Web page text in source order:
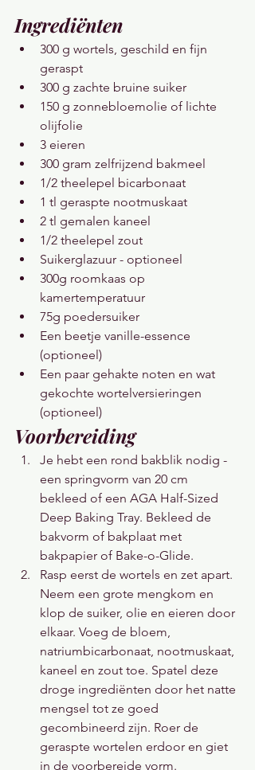
Ingrediënten
300 g wortels, geschild en fijn
geraspt
300 g zachte bruine suiker
150 g zonnebloemolie of lichte
olijfolie
3 eieren
300 gram zelfrijzend bakmeel
1/2 theelepel bicarbonaat
1 tl geraspte nootmuskaat
2 tl gemalen kaneel
1/2 theelepel zout
Suikerglazuur - optioneel
300g roomkaas op
kamertemperatuur
75g poedersuiker
Een beetje vanille-essence
(optioneel)
Een paar gehakte noten en wat
gekochte wortelversieringen
(optioneel)
Voorbereiding
Je hebt een rond bakblik nodig -
een springvorm van 20 cm
bekleed of een AGA Half-Sized
Deep Baking Tray. Bekleed de
bakvorm of bakplaat met
bakpapier of Bake-o-Glide.
Rasp eerst de wortels en zet apart.
Neem een ​​grote mengkom en
klop de suiker, olie en eieren door
elkaar. Voeg de bloem,
natriumbicarbonaat, nootmuskaat,
kaneel en zout toe. Spatel deze
droge ingrediënten door het natte
mengsel tot ze goed
gecombineerd zijn. Roer de
geraspte wortelen erdoor en giet
in de voorbereide vorm.